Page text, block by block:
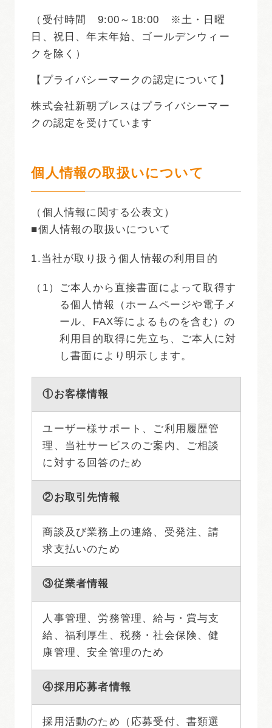
（受付時間 9:00～18:00 ※土・日曜
日、祝日、年末年始、ゴールデンウィー
クを除く）
【プライバシーマークの認定について】
株式会社新朝プレスはプライバシーマー
クの認定を受けています
個人情報の取扱いについて
（個人情報に関する公表文）
■個人情報の取扱いについて
1.当社が取り扱う個人情報の利用目的
（1）
ご本人から直接書面によって取得す
る個人情報（ホームページや電子メ
ール、FAX等によるものを含む）の
利用目的取得に先立ち、ご本人に対
し書面により明示します。
①お客様情報
ユーザー様サポート、ご利用履歴管
理、当社サービスのご案内、ご相談
に対する回答のため
②お取引先情報
商談及び業務上の連絡、受発注、請
求支払いのため
③従業者情報
人事管理、労務管理、給与・賞与支
給、福利厚生、税務・社会保険、健
康管理、安全管理のため
④採用応募者情報
採用活動のため（応募受付、書類選